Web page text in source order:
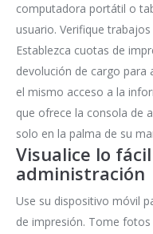
computadora portátil o
usuario. Verifique
Establezca cuotas de
devolución de cargo para
el mismo acceso a la
que ofrece la consola de
solo en la palma de su
Visualice lo
administración
Use su dispositivo móvil
de impresión. Tome